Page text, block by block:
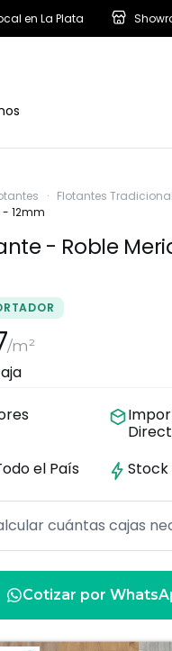
en La Plata
· Flotantes
12mm
- Roble
/m²
el País
Stock
cuántas cajas
Cotizar por